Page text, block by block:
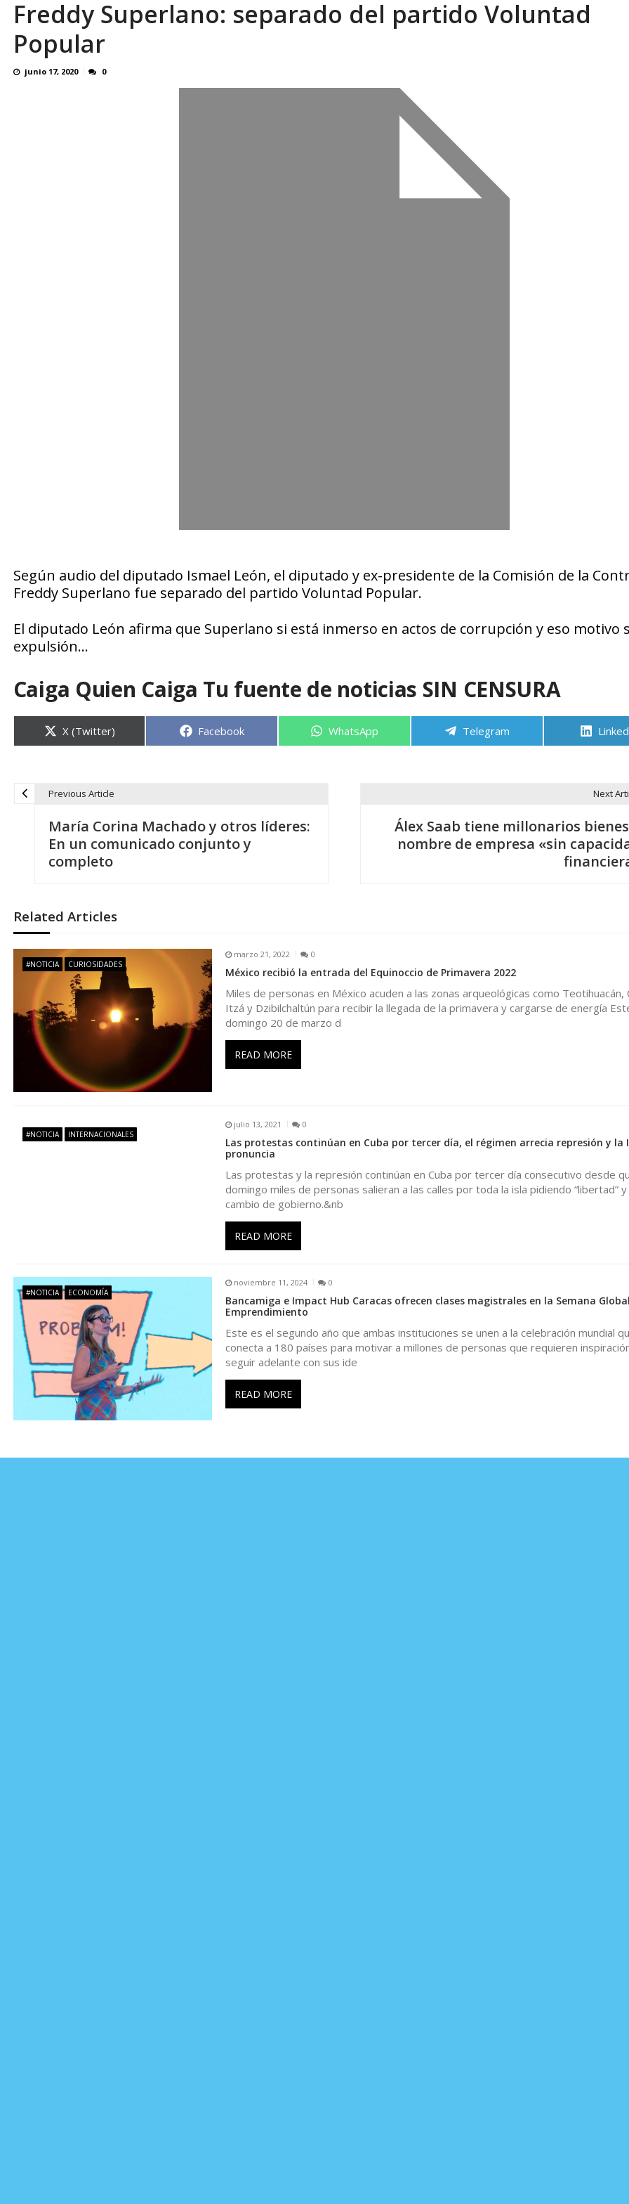
¿QUE PROTEGES TU? Por: Miguel Ángel León R AGOSTO 8, 2026
Freddy Superlano: separado del partido Voluntad
Popular
junio 17, 2020 0
Según audio del diputado Ismael León, el diputado y ex-presidente de la Comisión de la
Freddy Superlano fue separado del partido Voluntad Popular.
El diputado León afirma que Superlano si está inmerso en actos de corrupción y eso motivo
expulsión…
Caiga Quien Caiga Tu fuente de noticias SIN CENSURA
Compartir
en
X (Twitter) Compartir
Facebook Compartir
WhatsApp Compartir
Telegram
e
g
c
ó
n
t
r
Previous Article
María Corina Machado y otros líderes:
En un comunicado conjunto y
completo
Next
Álex Saab tiene millonarios
nombre de empresa «sin
Related Articles
#NOTICIA CURIOSIDADES
marzo 21, 2022 0
México recibió la entrada del Equinoccio de Primavera 2022
Miles de personas en México acuden a las zonas arqueológicas como Teotihuacán,
Itzá y Dzibilchaltún para recibir la llegada de la primavera y cargarse de energía
domingo 20 de marzo d
READ MORE
#NOTICIA INTERNACIONALES
julio 13, 2021 0
Las protestas continúan en Cuba por tercer día, el régimen arrecia represión y la
pronuncia
Las protestas y la represión continúan en Cuba por tercer día consecutivo desde
domingo miles de personas salieran a las calles por toda la isla pidiendo “libertad” y
cambio de gobierno.&nb
READ MORE
#NOTICIA ECONOMÍA
noviembre 11, 2024 0
Bancamiga e Impact Hub Caracas ofrecen clases magistrales en la Semana
Emprendimiento
Este es el segundo año que ambas instituciones se unen a la celebración mundial
conecta a 180 países para motivar a millones de personas que requieren
seguir adelante con sus ide
READ MORE